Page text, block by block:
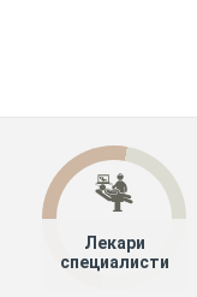
Лекари
специалисти